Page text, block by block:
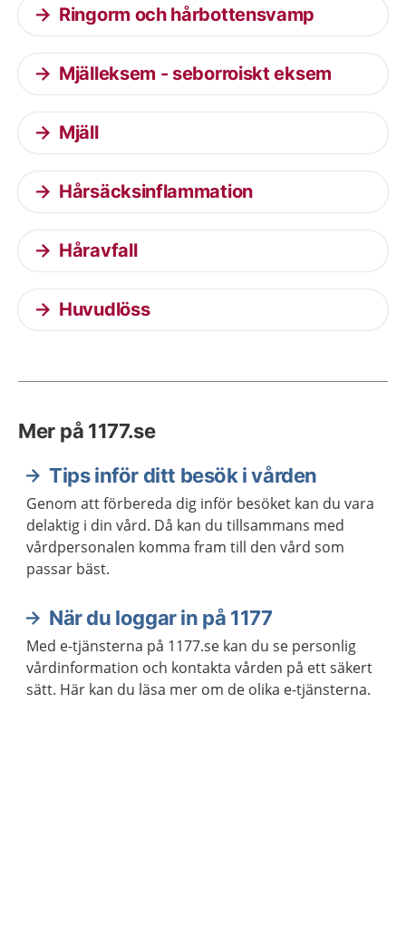
Ringorm och hårbottensvamp
Mjälleksem - seborroiskt eksem
Mjäll
Hårsäcksinflammation
Håravfall
Huvudlöss
Mer på 1177.se
Tips inför ditt besök i vården
Genom att förbereda dig inför besöket kan du vara
delaktig i din vård. Då kan du tillsammans med
vårdpersonalen komma fram till den vård som
passar bäst.
När du loggar in på 1177
Med e-tjänsterna på 1177.se kan du se personlig
vårdinformation och kontakta vården på ett säkert
sätt. Här kan du läsa mer om de olika e-tjänsterna.